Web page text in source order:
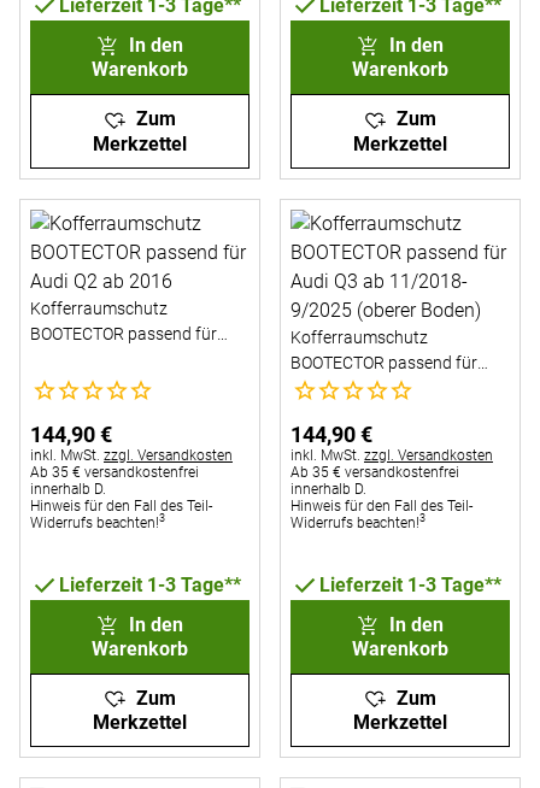
Lieferzeit 1-3 Tage**
In den
Warenkorb
Zum
Merkzettel
Lieferzeit 1-3 Tage**
In den
Warenkorb
Zum
Merkzettel
Kofferraumschutz
BOOTECTOR passend für
Noch keine Bewertungen abgegeben
144,90€
Steuerhinweis:
inkl. MwSt. zzgl. Versandkosten
Ab 35 € versandkostenfrei
innerhalb D.
Hinweis für den Fall des Teil-
Widerrufs beachten!3
Lieferzeit 1-3 Tage**
In den
Warenkorb
Zum
Merkzettel
Kofferraumschutz
BOOTECTOR passend für
Audi Q3 ab 11/2018-9/2025
Noch keine Bewertungen
144,90€
Steuerhinweis:
inkl. MwSt. zzgl. Versandkosten
Ab 35 € versandkostenfrei
innerhalb D.
Hinweis für den Fall des Teil-
Widerrufs beachten!3
Lieferzeit 1-3 Tage**
In den
Warenkorb
Zum
Merkzettel